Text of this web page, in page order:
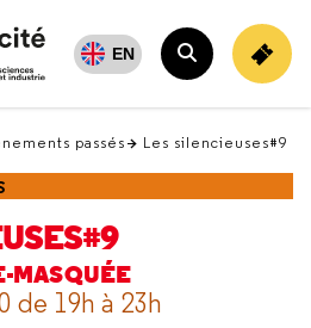
EN
Rechercher
passés Les silencieuses#9
MASQUÉE
de 19h à 23h